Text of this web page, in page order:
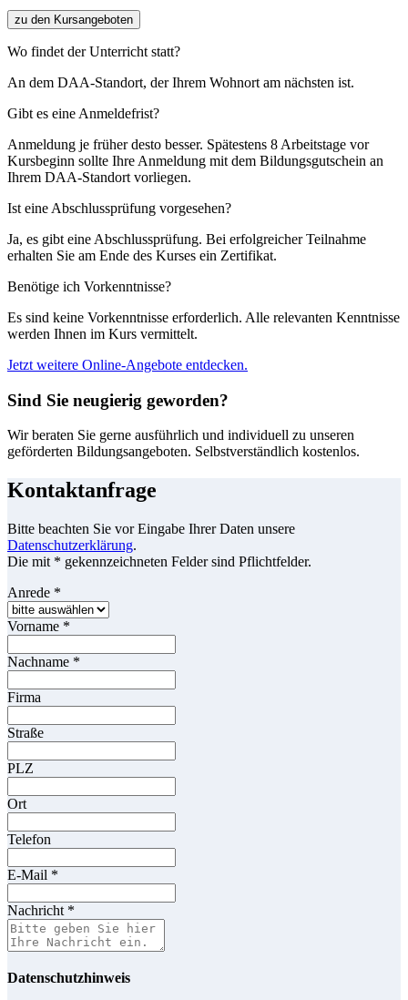
zu den Kursangeboten
Wo findet der Unterricht statt?
An dem DAA-Standort, der Ihrem Wohnort am nächsten ist.
Gibt es eine Anmeldefrist?
Anmeldung je früher desto besser. Spätestens 8 Arbeitstage vor
Kursbeginn sollte Ihre Anmeldung mit dem Bildungsgutschein an
Ihrem DAA-Standort vorliegen.
Ist eine Abschlussprüfung vorgesehen?
Ja, es gibt eine Abschlussprüfung. Bei erfolgreicher Teilnahme
erhalten Sie am Ende des Kurses ein Zertifikat.
Benötige ich Vorkenntnisse?
Es sind keine Vorkenntnisse erforderlich. Alle relevanten Kenntnisse
werden Ihnen im Kurs vermittelt.
Jetzt weitere Online-Angebote entdecken.
Sind Sie neugierig geworden?
Wir beraten Sie gerne ausführlich und individuell zu unseren
geförderten Bildungsangeboten. Selbstverständlich kostenlos.
Kontaktanfrage
Bitte beachten Sie vor Eingabe Ihrer Daten unsere
Datenschutzerklärung.
Die mit * gekennzeichneten Felder sind Pflichtfelder.
Anrede *
Vorname *
Nachname *
Firma
Straße
PLZ
Ort
Telefon
E-Mail *
Nachricht *
Datenschutzhinweis